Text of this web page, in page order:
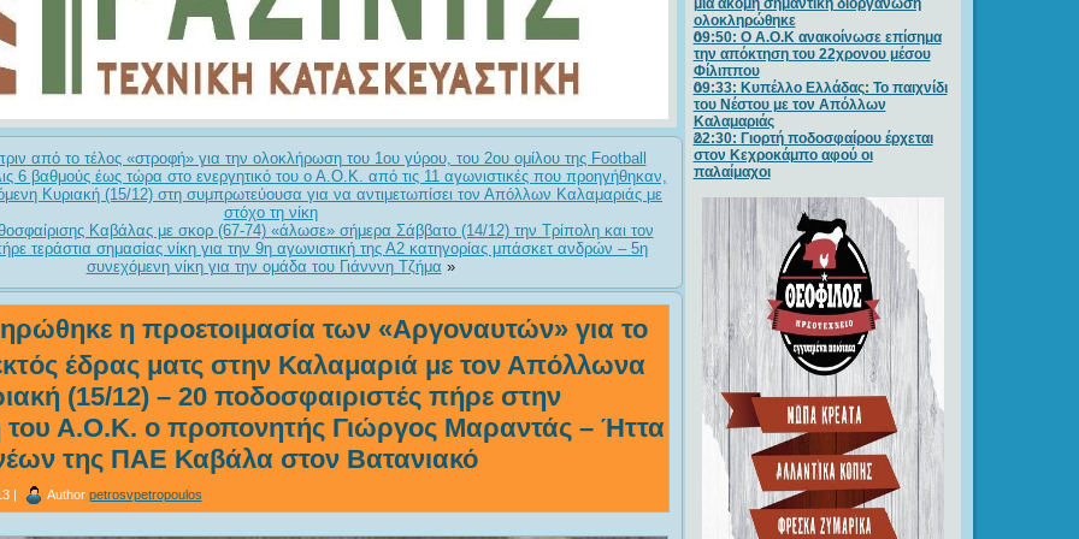
από το τέλος «στροφή» για την ολοκλήρωση του 1ου γύρου, του 2ου ομίλου της Football
6 βαθμούς έως τώρα στο ενεργητικό του ο Α.Ο.Κ. από τις 11 αγωνιστικές που προηγήθηκαν,
Κυριακή (15/12) στη συμπρωτεύουσα για να αντιμετωπίσει τον Απόλλων Καλαμαριάς με
στόχο τη νίκη
Καβάλας με σκορ (67-74) «άλωσε» σήμερα Σάββατο (14/12) την Τρίπολη και τον
τεράστια σημασίας νίκη για την 9η αγωνιστική της Α2 κατηγορίας μπάσκετ ανδρών – 5η
συνεχόμενη νίκη για την ομάδα του Γιάνννη Τζήμα »
η προετοιμασία των «Αργοναυτών» για το
έδρας ματς στην Καλαμαριά με τον Απόλλωνα
(15/12) – 20 ποδοσφαιριστές πήρε στην
Α.Ο.Κ. ο προπονητής Γιώργος Μαραντάς – Ήττα
της ΠΑΕ Καβάλα στον Βατανιακό
| Author petrosvpetropoulos
μία ακόμη σημαντική διοργάνωση
ολοκληρώθηκε
09:50: O A.O.K ανακοίνωσε επίσημα
την απόκτηση του 22χρονου μέσου
Φίλιππου
09:33: Κυπέλλο Ελλάδας: Το παιχνίδι
του Νέστου με τον Απόλλων
Καλαμαριάς
22:30: Γιορτή ποδοσφαίρου έρχεται
στον Κεχροκάμπο αφού οι
παλαίμαχοι